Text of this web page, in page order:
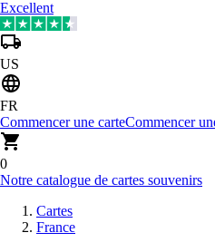
Excellent
US
FR
Commencer une carteCommencer
0
Notre catalogue de cartes souvenirs
Cartes
France